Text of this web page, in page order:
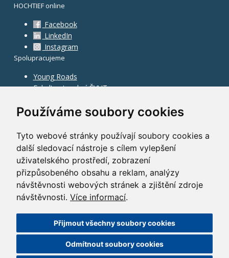
Používáme soubory cookies
Tyto webové stránky používají soubory cookies a
další sledovací nástroje s cílem vylepšení
uživatelského prostředí, zobrazení
přizpůsobeného obsahu a reklam, analýzy
návštěvnosti webových stránek a zjištění zdroje
návštěvnosti. Více informací.
Přijmout všechny soubory cookies
Odmítnout soubory cookies
HOCHTIEF online
Facebook
LinkedIn
Instagram
Spolupracujeme
Young Roads
Fakulta stavební ČVUT
©2010–2026HOCHTIEF CZ a.s.
Nastavení cookies| Powered by: